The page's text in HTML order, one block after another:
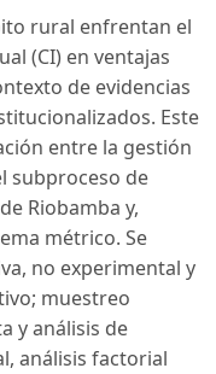
rural enfrentan el
(CI) en ventajas
de evidencias
Este
entre la gestión
subproceso de
Riobamba y,
métrico. Se
no experimental y
muestreo
y análisis de
análisis factorial